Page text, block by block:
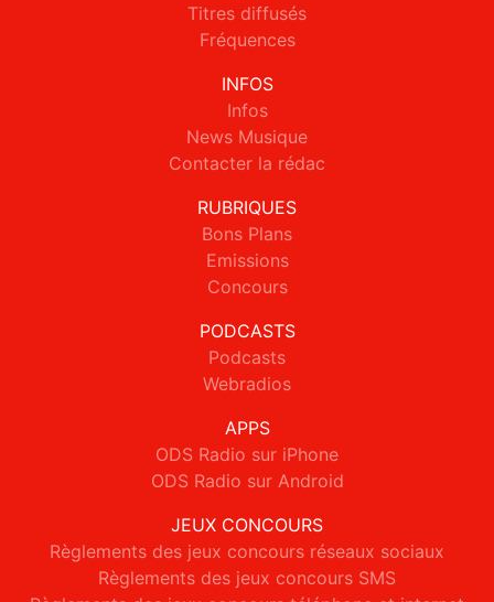
Titres diffusés
Fréquences
INFOS
Infos
News Musique
Contacter la rédac
RUBRIQUES
Bons Plans
Emissions
Concours
PODCASTS
Podcasts
Webradios
APPS
ODS Radio sur iPhone
ODS Radio sur Android
JEUX CONCOURS
Règlements des jeux concours réseaux sociaux
Règlements des jeux concours SMS